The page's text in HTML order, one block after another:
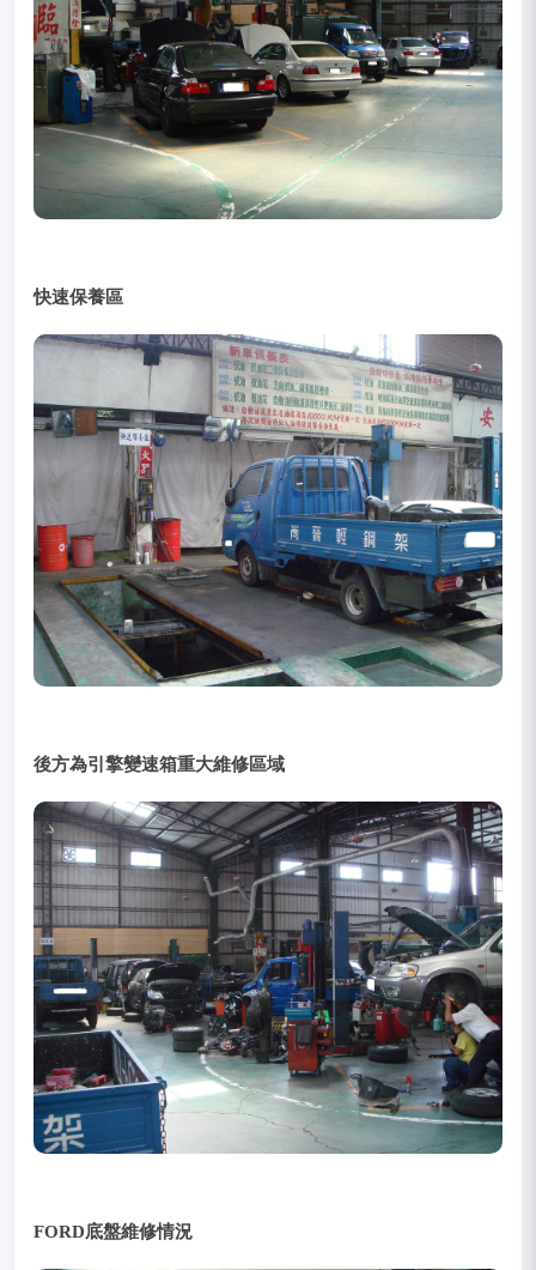
快速保養區
後方為引擎變速箱重大維修區域
FORD底盤維修情況